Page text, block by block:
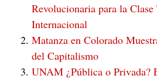
Revolucionaria para la Clase
Internacional
Matanza en Colorado
del Capitalismo
UNAM ¿Pública o Privada?